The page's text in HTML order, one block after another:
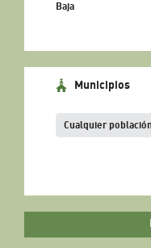
Baja
Municipios